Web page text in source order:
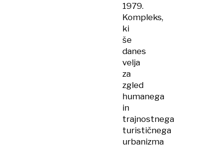
1979.
Kompleks,
ki
še
danes
velja
za
zgled
humanega
in
trajnostnega
turističnega
urbanizma